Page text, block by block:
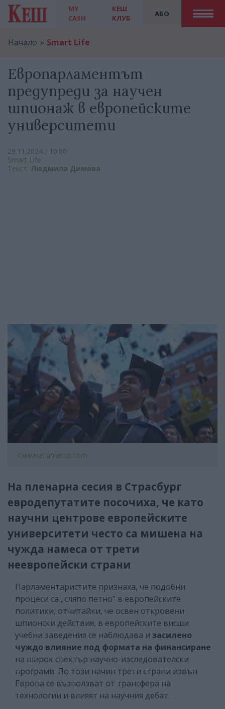
MY
CASH
АБО
КЕШ
КЛУБ
Начало Smart Life
Eвропарламентът
предупреди за научен
шпионаж в европейските
университети
29.11.2024 / 10:00
Smart Life
Текст: Людмила Димова
Снимка: uniacco.com
На пленарна сесия в Страсбург
евродепутатите посочиха, че като
научни центрове европейските
университети често са мишена на
чужда намеса от трети
неевропейски страни
Парламентаристите признаха, че подобни
процеси са „сляпо петно” в европейските
политики, отчитайки, че освен откровени
шпионски действия, в европейските висши
учебни заведения се наблюдава и засилено
чуждо влияние под формата на финансиране
на широк спектър научно-изследователски
програми. По този начин трети страни извън
Европа се възползват от трансфера на
технологии и влияят на научния дебат.